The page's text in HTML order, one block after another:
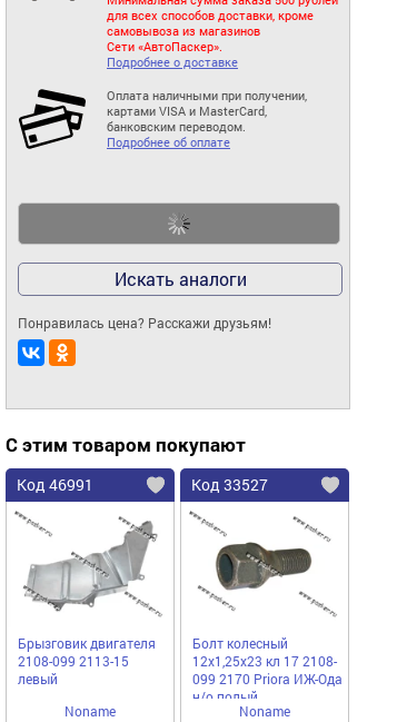
для всех способов доставки, кроме
самовывоза из магазинов
Сети «АвтоПаскер».
Подробнее о доставке
Оплата наличными при получении,
картами VISA и MasterCard,
банковским переводом.
Подробнее об оплате
Искать аналоги
Понравилась цена? Расскажи друзьям!
С этим товаром покупают
Код 46991
Брызговик двигателя
2108-099 2113-15
левый
Noname
Код 33527
Болт колесный
12х1,25х23 кл 17 2108-
099 2170 Priora ИЖ-Ода
н/о полый
Noname